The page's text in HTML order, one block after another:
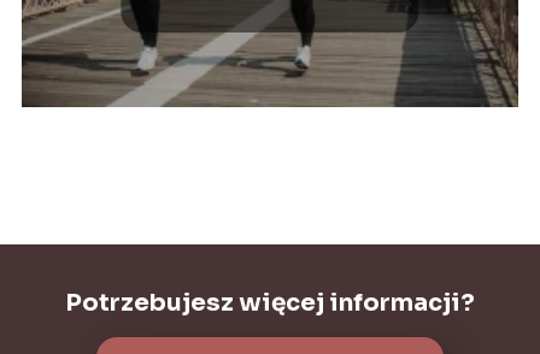
Potrzebujesz więcej informacji?